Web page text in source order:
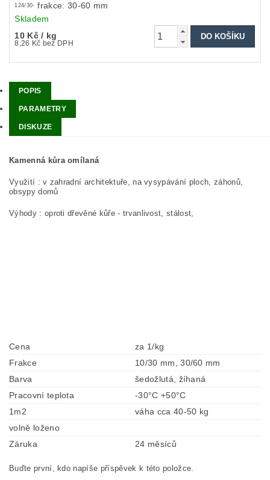
124/30- frakce: 30-60 mm
Skladem
10 Kč/ kg
8,26 Kč bez DPH
POPIS
PARAMETRY
DISKUZE
Kamenná kůra omílaná
Využití : v zahradní architektuře, na vysypávání ploch, záhonů,
obsypy domů
Výhody : oproti dřevěné kůře - trvanlivost, stálost,
Cena
za 1/kg
Frakce
10/30 mm, 30/60 mm
Barva
šedožlutá, žíhaná
Pracovní teplota
-30°C +50°C
1m2
váha cca 40-50 kg
volně loženo
Záruka
24 měsíců
Buďte první, kdo napíše příspěvek k této položce.